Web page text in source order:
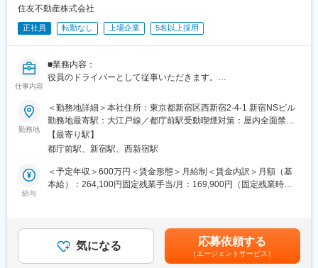
・残業時間：基本10時間未満
ご入社後は送迎運転手2名体制でシフトを組みながら業務を遂行い
ただくため、残業時間が抑えられています。
・所定労働：7.5時間
・完全週休二日制
・年2回の長期連休あり
・家族手当など各種手当あり
＼入居率99%以上のマンションを主軸で展開する不動産総合デベ
ロッパー／
今年で創業35年目の日商エステムグループの実績を礎に、事業用
で、グループ13社が連携して事業を行うグループ一貫体制を誇り
ます。
変更の範囲：会社の定める業務
住友不動産株式会社
正社員 転勤なし 上場企業 5名以上採用
仕事内容
■業務内容：
役員のドライバーとして従事いただきます。
会食への送迎などを行います。運転は都内（23区）がほとんどで
す。
その他車の維持管理対応や役員秘書との打ち合わせが発生しま
す。
■業務スケジュールについて：
・3か月前に概ね役員のスケジュールが決まり、その後２週間前の
勤いただき、振替休日を取得いただきます。出張への付き添い等
は発生しません。
勤務地
＜勤務地詳細＞本社住所：東京都新宿区西新宿2-4-1 新宿NSビル
勤務地最寄駅：大江戸線／都庁前駅受動喫煙対策：屋内全面禁煙
変更の範囲：会社の定める事業所
【最寄り駅】
都庁前駅、新宿駅、西新宿駅
給与
＜予定年収＞600万円＜賃金形態＞月給制＜賃金内訳＞月額（基
本給）：264,100円固定残業手当/月：169,900円（固定残業時間
り賃金はあくまでも目安の金額であり、選考を通じて上下する可
能性があります。月給(月額)は固定手当を含めた表記です。
気になる 応募依頼する
（エージェントサービス）